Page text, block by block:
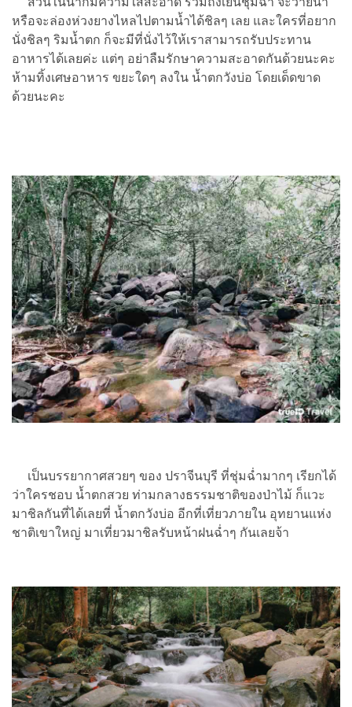
หรือจะล่องห่วงยางไหลไปตามน้ำได้ชิลๆ เลย และใครที่อยาก
นั่งชิลๆ ริมน้ำตก ก็จะมีที่นั่งไว้ให้เราสามารถรับประทาน
อาหารได้เลยค่ะ แต่ๆ อย่าลืมรักษาความสะอาดกันด้วยนะคะ
ห้ามทิ้งเศษอาหาร ขยะใดๆ ลงใน น้ำตกวังบ่อ โดยเด็ดขาด
ด้วยนะคะ
เป็นบรรยากาศสวยๆ ของ ปราจีนบุรี ที่ชุ่มฉ่ำมากๆ เรียกได้
ว่าใครชอบ น้ำตกสวย ท่ามกลางธรรมชาติของป่าไม้ ก็แวะ
มาชิลกันที่ได้เลยที่ น้ำตกวังบ่อ อีกที่เที่ยวภายใน อุทยานแห่ง
ชาติเขาใหญ่ มาเที่ยวมาชิลรับหน้าฝนฉ่ำๆ กันเลยจ้า